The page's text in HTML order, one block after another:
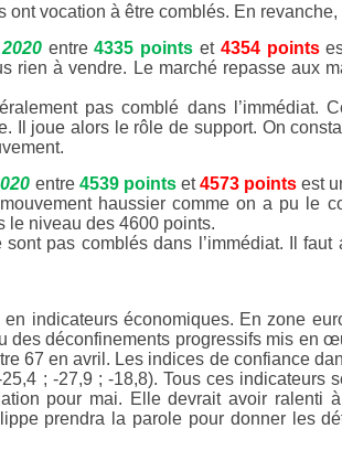
ont vocation à être comblés. En
entre4335 points et 4354 points
rien à vendre. Le marché repasse aux
pas comblé dans l’immédiat.
Il joue alors le rôle de support. On
entre 4539 pointset4573 pointsest
haussier comme on a pu le
le niveau des 4600 points.
pas comblés dans l’immédiat. Il
indicateurs économiques. En zone
des déconfinements progressifs mis en
67 en avril. Les indices de confiance
; -27,9 ; -18,8). Tous ces indicateurs
pour mai. Elle devrait avoir
prendra la parole pour donner les